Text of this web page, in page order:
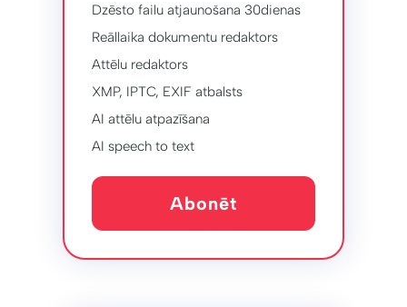
Dzēsto failu atjaunošana 30dienas
Reāllaika dokumentu redaktors
Attēlu redaktors
XMP, IPTC, EXIF ​​atbalsts
AI attēlu atpazīšana
AI speech to text
Abonēt